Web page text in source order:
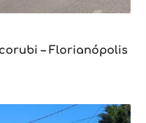
– Florianópolis